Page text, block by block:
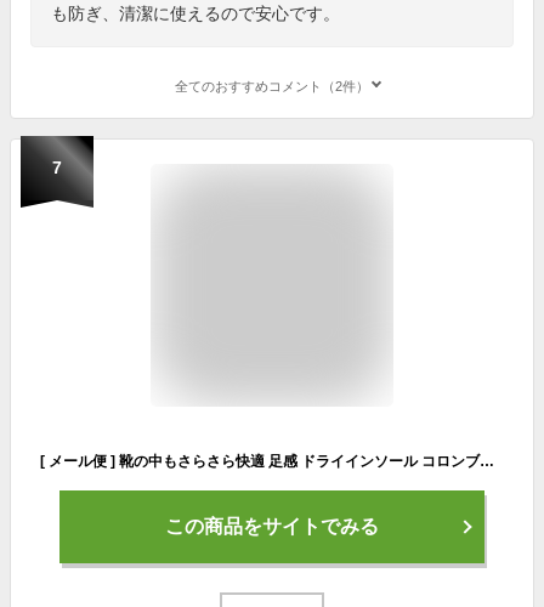
も防ぎ、清潔に使えるので安心です。
全てのおすすめコメント（2件）
7
[ メール便 ] 靴の中もさらさら快適 足感 ドライインソール コロンブス インソール ドライ メンズ レディース 男女兼用 4971671177352 [ ビジネスシューズ 靴 パンプス スニーカー ブーツ インソール メッシュ クッション 夏 汗 ドライ 黒 ブラック ネコポス ] [M便 1/2]
この商品をサイトでみる